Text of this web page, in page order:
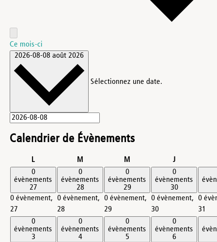
Ce mois-ci
2026-08-08 août 2026
Sélectionnez une date.
Calendrier de Évènements
Llundi M M Jjeudi
0
évènements
27
0 évènement,
27
0
évènements
28
0 évènement,
28
0
évènements
29
0 évènement,
29
0
évènements
30
0 évènement,
30
0
31
0
évènements
3
0
évènements
4
0
évènements
5
0
évènements
6